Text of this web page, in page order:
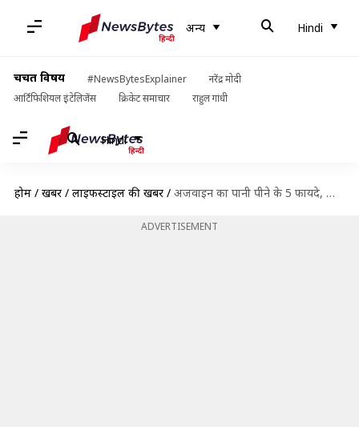
अन्य Hindi
चर्चित विषय #NewsBytesExplainer
नरेंद्र मोदी
आर्टिफिशियल इंटेलिजेंस
क्रिकेट समाचार राहुल गांधी
Hindi
होम / खबरें / लाइफस्टाइल की खबरें / अजवाइन का पानी पीने के 5 फायदे, जो आपको हैरान कर देंगे
ADVERTISEMENT